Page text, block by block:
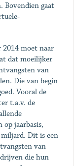
Bovendien gaat
moet naar
dat moeilijker
van
Die van begin
Vooral de
t.a.v. de
jaarbasis,
Dit is een
van
die hun